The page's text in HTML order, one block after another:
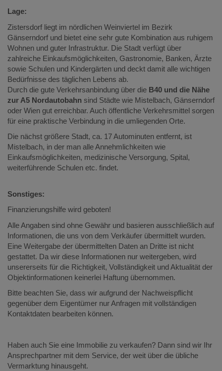
Lage:
Zistersdorf liegt im nördlichen Weinviertel im Bezirk
Gänserndorf und bietet eine sehr gute Kombination aus ruhigem
Wohnen und guter Infrastruktur. Die Stadt verfügt über
zahlreiche Einkaufsmöglichkeiten, Gastronomie, Banken, Ärzte
sowie Schulen und Kindergärten und deckt damit alle wichtigen
Bedürfnisse des täglichen Lebens ab.
Durch die gute Verkehrsanbindung über die B40 und die Nähe
zur A5 Nordautobahn sind Städte wie Mistelbach, Gänserndorf
oder Wien gut erreichbar. Auch öffentliche Verkehrsmittel sorgen
für eine praktische Verbindung in die umliegenden Orte.
Die nächst größere Stadt, ca. 17 Autominuten entfernt, ist
Mistelbach, in der man alle Annehmlichkeiten wie
Einkaufsmöglichkeiten, medizinische Versorgung, Spital,
weiterführende Schulen etc. findet.
Sonstiges:
Finanzierungshilfe wird geboten!
Alle Angaben sind ohne Gewähr und basieren ausschließlich auf
Informationen, die uns von dem Verkäufer übermittelt wurden.
Eine Weitergabe der übermittelten Daten an Dritte ist nicht
gestattet. Da wir diese Informationen nur weitergeben, wird
unsererseits für die Richtigkeit, Vollständigkeit und Aktualität der
Objektinformationen keinerlei Haftung übernommen.
Bitte beachten Sie, dass wir aufgrund der Nachweispflicht
gegenüber dem Eigentümer nur Anfragen mit vollständigen
Kontaktdaten bearbeiten können.
Haben auch Sie eine Immobilie zu verkaufen? Dann sind wir Ihr
Ansprechpartner mit dem Service, der weit über die übliche
Vermarktung hinausgeht.